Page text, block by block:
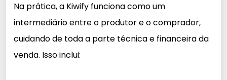
Na prática, a Kiwify funciona como um
intermediário entre o produtor e o comprador,
cuidando de toda a parte técnica e financeira da
venda. Isso inclui: